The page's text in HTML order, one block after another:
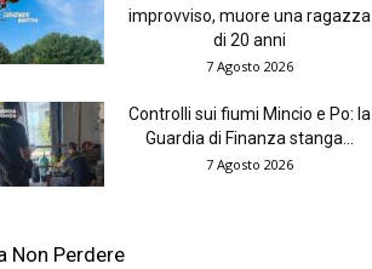
improvviso, muore una ragazza
di 20 anni
7 Agosto 2026
Controlli sui fiumi Mincio e Po: la
Guardia di Finanza stanga...
7 Agosto 2026
Non Perdere